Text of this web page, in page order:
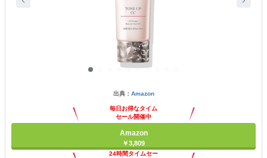
出典： Amazon
毎日お得なタイム
セール開催中
Amazon
￥3,809
24時間タイムセー